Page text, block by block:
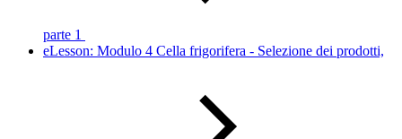
parte 1
eLesson: Modulo 4 Cella frigorifera - Selezione dei prodotti,